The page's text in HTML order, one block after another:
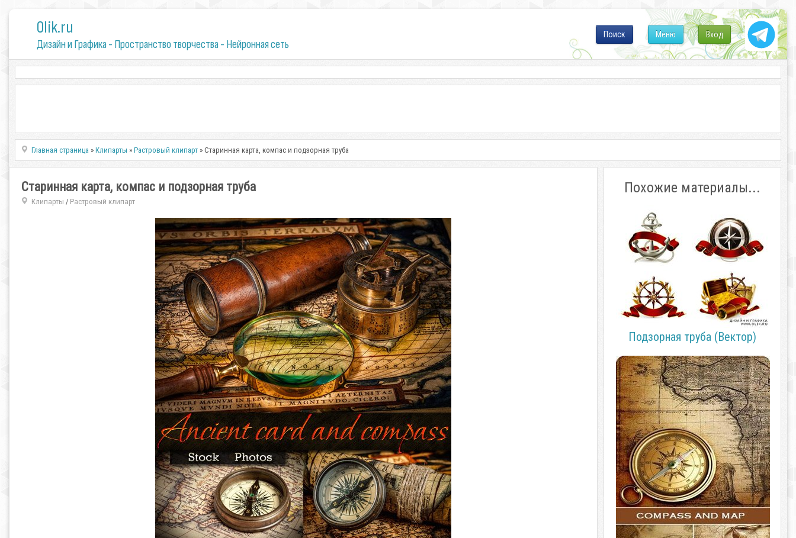
0lik.ru
Дизайн и Графика - Пространство творчества - Нейронная сеть
Вход
Меню
Поиск
Главная страница »Клипарты »Растровый клипарт » Старинная карта, компас и подзорная труба
Старинная карта, компас и подзорная труба
Клипарты / Растровый клипарт
Похожие материалы...
Подзорная труба (Вектор)